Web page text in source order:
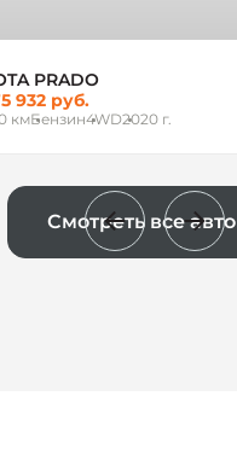
PRADO
932 руб.
кмБензин4WD2020 г.
Смотреть все авто